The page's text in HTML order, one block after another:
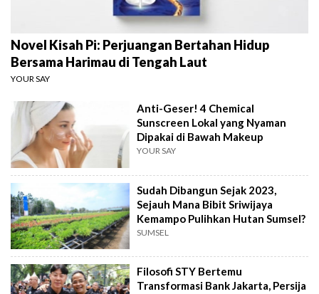
Novel Kisah Pi: Perjuangan Bertahan Hidup
Bersama Harimau di Tengah Laut
YOUR SAY
Anti-Geser! 4 Chemical
Sunscreen Lokal yang Nyaman
Dipakai di Bawah Makeup
YOUR SAY
Sudah Dibangun Sejak 2023,
Sejauh Mana Bibit Sriwijaya
Kemampo Pulihkan Hutan Sumsel?
SUMSEL
Filosofi STY Bertemu
Transformasi Bank Jakarta, Persija